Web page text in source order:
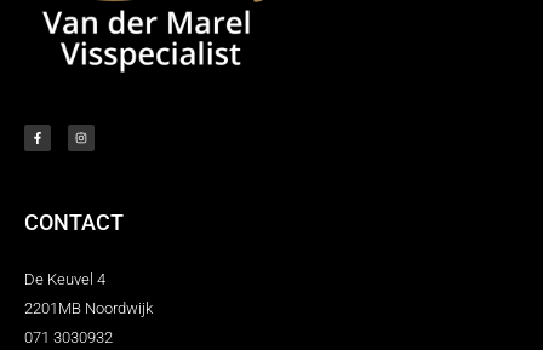
CONTACT
De Keuvel 4
2201MB Noordwijk
071 3030932